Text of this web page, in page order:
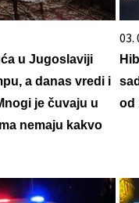
u Jugoslaviji
a danas vredi i
je čuvaju u
nemaju kakvo
03.
od